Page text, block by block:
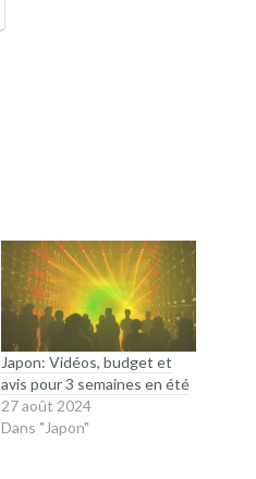
Japon: Vidéos, budget et
avis pour 3 semaines en été
27 août 2024
Dans "Japon"